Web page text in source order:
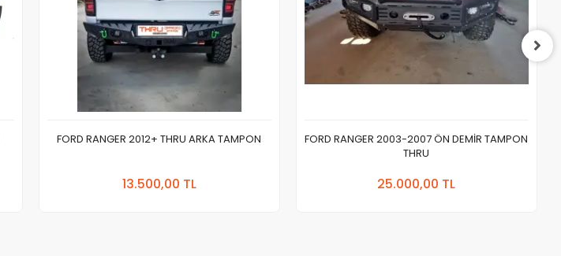
FORD RANGER 2012+ THRU ARKA TAMPON
13.500,00 TL
FORD RANGER 2003-2007 ÖN DEMİR TAMPON
THRU
25.000,00 TL